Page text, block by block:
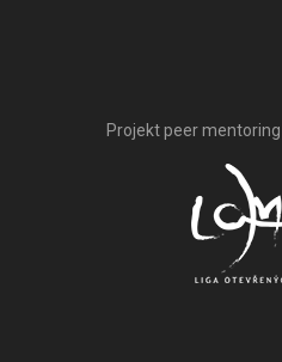
Projekt peer